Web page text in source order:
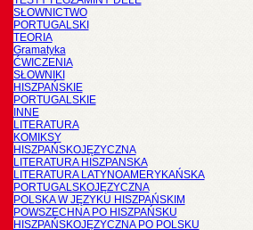
SŁOWNICTWO
PORTUGALSKI
TEORIA
Gramatyka
ĆWICZENIA
SŁOWNIKI
HISZPAŃSKIE
PORTUGALSKIE
INNE
LITERATURA
KOMIKSY
HISZPAŃSKOJĘZYCZNA
LITERATURA HISZPANSKA
LITERATURA LATYNOAMERYKAŃSKA
PORTUGALSKOJĘZYCZNA
POLSKA W JĘZYKU HISZPAŃSKIM
POWSZECHNA PO HISZPAŃSKU
HISZPAŃSKOJĘZYCZNA PO POLSKU